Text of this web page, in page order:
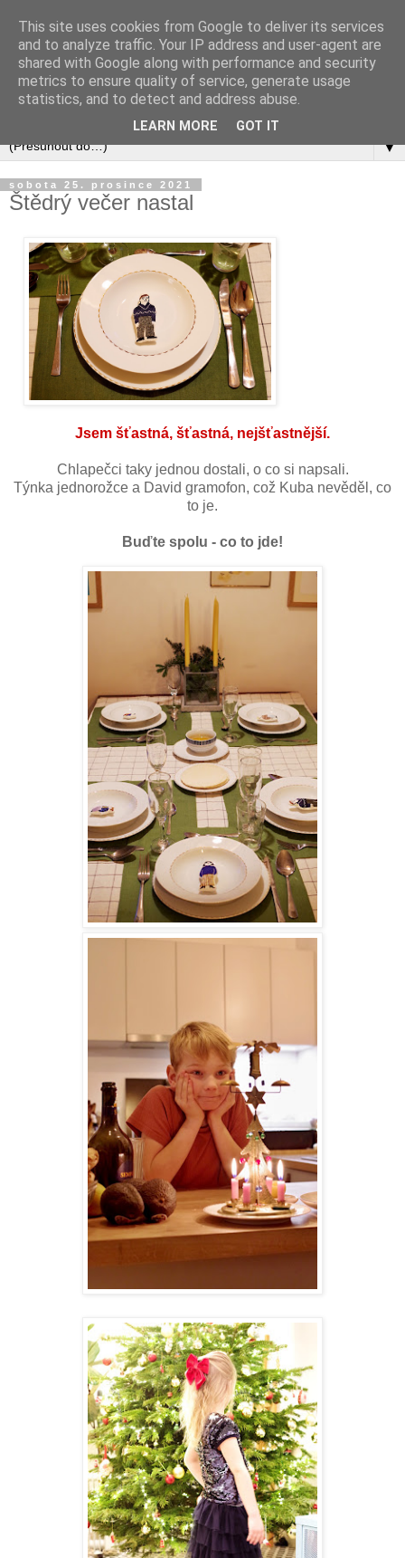
▼
sobota 25. prosince 2021
Štědrý večer nastal
Jsem šťastná, šťastná, nejšťastnější.
Chlapečci taky jednou dostali, o co si napsali.
Týnka jednorožce a David gramofon, což Kuba nevěděl, co
to je.
Buďte spolu - co to jde!
This site uses cookies from Google to deliver its services
and to analyze traffic. Your IP address and user-agent are
shared with Google along with performance and security
metrics to ensure quality of service, generate usage
statistics, and to detect and address abuse.
LEARN MORE GOT IT